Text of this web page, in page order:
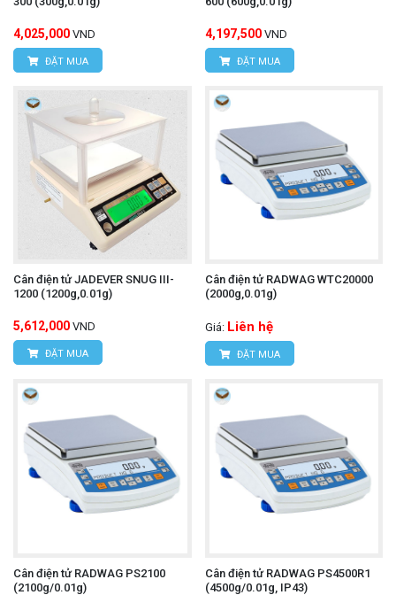
4,025,000 VND
ĐẶT MUA
4,197,500 VND
ĐẶT MUA
Cân điện tử JADEVER SNUG III-
1200 (1200g,0.01g)
5,612,000 VND
ĐẶT MUA
Cân điện tử RADWAG WTC20000
(2000g,0.01g)
Giá: Liên hệ
ĐẶT MUA
Cân điện tử RADWAG PS2100
(2100g/0.01g)
Cân điện tử RADWAG PS4500R1
(4500g/0.01g, IP43)